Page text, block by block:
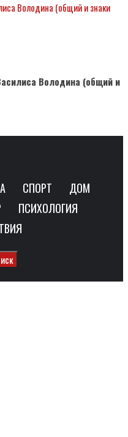
Володина (общий и знаки
Володина (общий и
СПОРТ
ДОМ
ПСИХОЛОГИЯ